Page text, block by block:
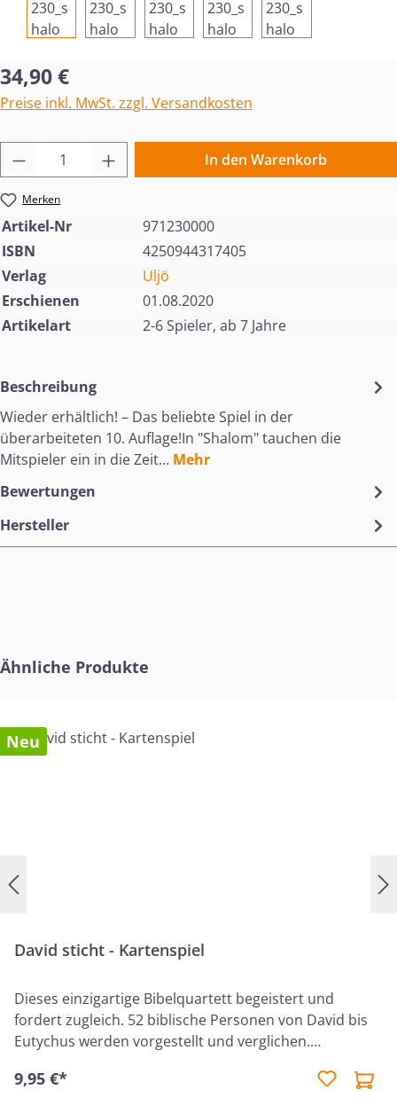
Regulärer Preis:
34,90 €
Preise inkl. MwSt. zzgl. Versandkosten
Produkt Anzahl: Gib den gewünschten
In den Warenkorb
Merken
Artikel-Nr
971230000
ISBN
4250944317405
Verlag
Uljö
Erschienen
01.08.2020
Artikelart
2-6 Spieler, ab 7 Jahre
Beschreibung
Wieder erhältlich! – Das beliebte Spiel in der
überarbeiteten 10. Auflage!In "Shalom" tauchen die
Mitspieler ein in die Zeit… Mehr
Bewertungen
Hersteller
Produktgalerie überspringen
Ähnliche Produkte
Neu
David sticht - Kartenspiel
Dieses einzigartige Bibelquartett begeistert und
fordert zugleich. 52 biblische Personen von David bis
Eutychus werden vorgestellt und verglichen.
Heldenmut und zeitliche Einordnung erkundet werden.
9,95 €*